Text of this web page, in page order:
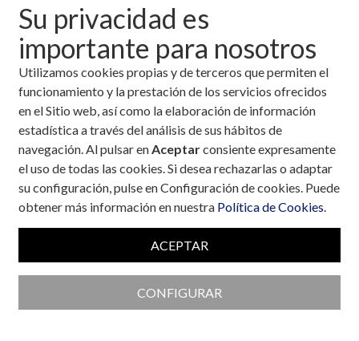
Su privacidad es
importante para nosotros
Utilizamos cookies propias y de terceros que permiten el
funcionamiento y la prestación de los servicios ofrecidos
en el Sitio web, así como la elaboración de información
estadística a través del análisis de sus hábitos de
navegación. Al pulsar enAceptarconsiente expresamente
el uso de todas las cookies. Si desea rechazarlas o adaptar
su configuración, pulse en Configuración de cookies. Puede
obtener más información en nuestra Política de Cookies.
ACEPTAR
CONFIGURAR
pdf)
Colaboran con la Fundación